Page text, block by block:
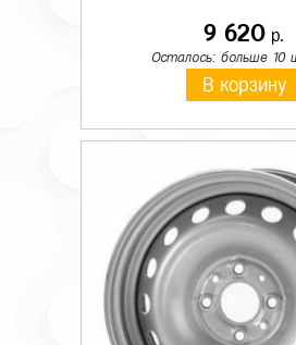
9 620 р.
Осталось: больше 10
В корзину